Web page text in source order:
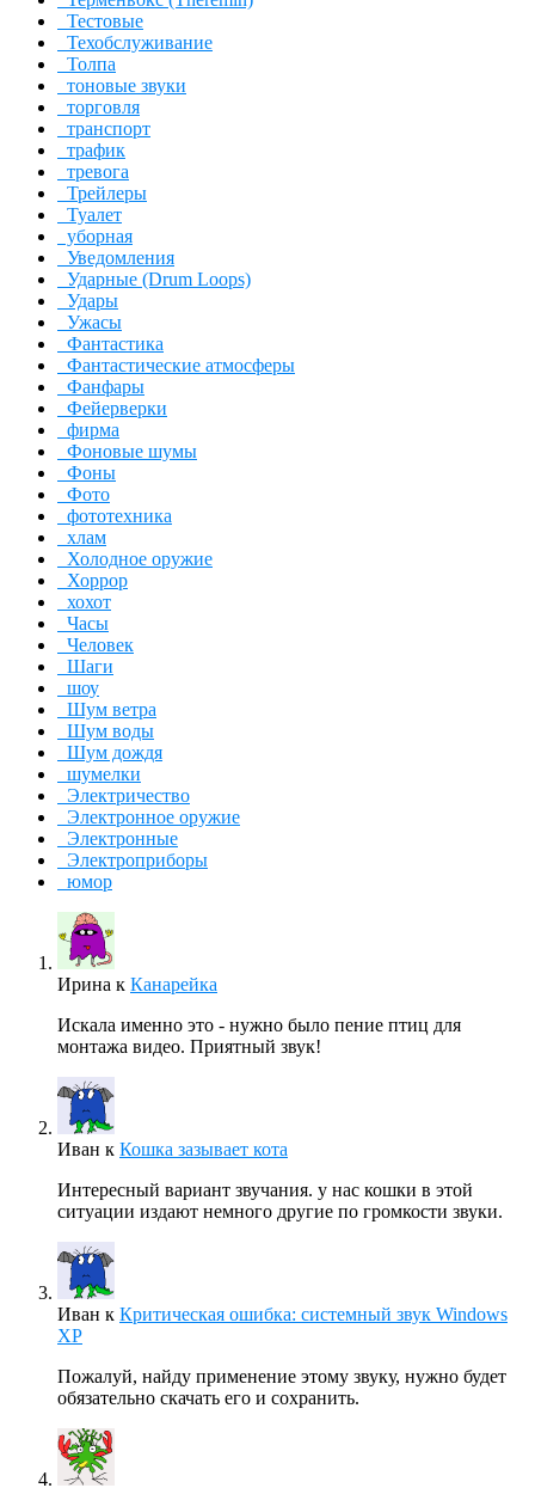
Тестовые
Техобслуживание
Толпа
тоновые звуки
торговля
транспорт
трафик
тревога
Трейлеры
Туалет
уборная
Уведомления
Ударные (Drum Loops)
Удары
Ужасы
Фантастика
Фантастические атмосферы
Фанфары
Фейерверки
фирма
Фоновые шумы
Фоны
Фото
фототехника
хлам
Холодное оружие
Хоррор
хохот
Часы
Человек
Шаги
шоу
Шум ветра
Шум воды
Шум дождя
шумелки
Электричество
Электронное оружие
Электронные
Электроприборы
юмор
Ирина к Канарейка
Искала именно это - нужно было пение птиц для
монтажа видео. Приятный звук!
Иван к Кошка зазывает кота
Интересный вариант звучания. у нас кошки в этой
ситуации издают немного другие по громкости звуки.
Иван к Критическая ошибка: системный звук Windows
XP
Пожалуй, найду применение этому звуку, нужно будет
обязательно скачать его и сохранить.